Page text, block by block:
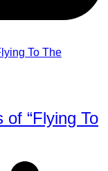
“Flying To